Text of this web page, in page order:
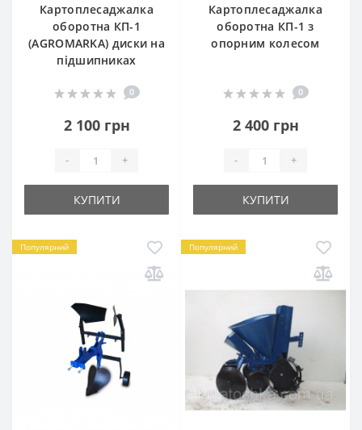
Картоплесаджалка
оборотна КП-1
(AGROMARKA) диски на
підшипниках
0
2 100 грн
- +
КУПИТИ
Картоплесаджалка
оборотна КП-1 з
опорним колесом
0
2 400 грн
- +
КУПИТИ
Популярний Популярний